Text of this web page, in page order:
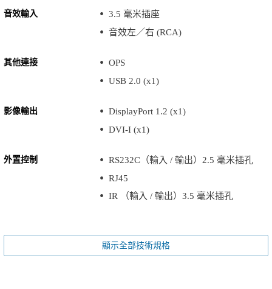
音效輸入
3.5 毫米插座
音效左／右 (RCA)
其他連接
OPS
USB 2.0 (x1)
影像輸出
DisplayPort 1.2 (x1)
DVI-I (x1)
外置控制
RS232C（輸入 / 輸出）2.5 毫米插孔
RJ45
IR （輸入 / 輸出）3.5 毫米插孔
顯示全部技術規格